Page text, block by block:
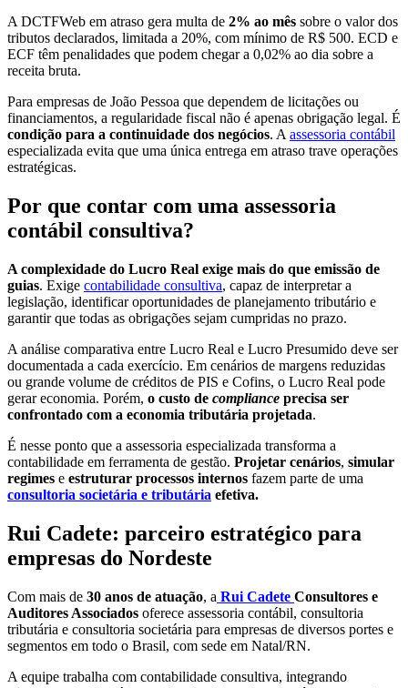
A DCTFWeb em atraso gera multa de 2% ao mês sobre o valor dos
tributos declarados, limitada a 20%, com mínimo de R$ 500. ECD e
ECF têm penalidades que podem chegar a 0,02% ao dia sobre a
receita bruta.
Para empresas de João Pessoa que dependem de licitações ou
financiamentos, a regularidade fiscal não é apenas obrigação legal. É
condição para a continuidade dos negócios. A assessoria contábil
especializada evita que uma única entrega em atraso trave operações
estratégicas.
Por que contar com uma assessoria
contábil consultiva?
A complexidade do Lucro Real exige mais do que emissão de
guias. Exige contabilidade consultiva, capaz de interpretar a
legislação, identificar oportunidades de planejamento tributário e
garantir que todas as obrigações sejam cumpridas no prazo.
A análise comparativa entre Lucro Real e Lucro Presumido deve ser
documentada a cada exercício. Em cenários de margens reduzidas
ou grande volume de créditos de PIS e Cofins, o Lucro Real pode
gerar economia. Porém, o custo de compliance precisa ser
confrontado com a economia tributária projetada.
É nesse ponto que a assessoria especializada transforma a
contabilidade em ferramenta de gestão. Projetar cenários, simular
regimes e estruturar processos internos fazem parte de uma
consultoria societária e tributária efetiva.
Rui Cadete: parceiro estratégico para
empresas do Nordeste
Com mais de 30 anos de atuação, a Rui Cadete Consultores e
Auditores Associados oferece assessoria contábil, consultoria
tributária e consultoria societária para empresas de diversos portes e
segmentos em todo o Brasil, com sede em Natal/RN.
A equipe trabalha com contabilidade consultiva, integrando